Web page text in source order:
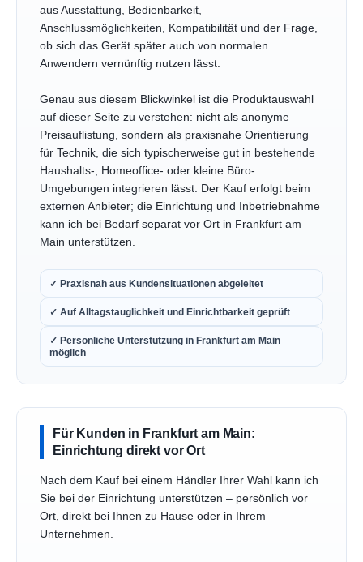
aus Ausstattung, Bedienbarkeit,
Anschlussmöglichkeiten, Kompatibilität und der Frage,
ob sich das Gerät später auch von normalen
Anwendern vernünftig nutzen lässt.
Genau aus diesem Blickwinkel ist die Produktauswahl
auf dieser Seite zu verstehen: nicht als anonyme
Preisauflistung, sondern als praxisnahe Orientierung
für Technik, die sich typischerweise gut in bestehende
Haushalts-, Homeoffice- oder kleine Büro-
Umgebungen integrieren lässt. Der Kauf erfolgt beim
externen Anbieter; die Einrichtung und Inbetriebnahme
kann ich bei Bedarf separat vor Ort in Frankfurt am
Main unterstützen.
✓ Praxisnah aus Kundensituationen abgeleitet
✓ Auf Alltagstauglichkeit und Einrichtbarkeit geprüft
✓ Persönliche Unterstützung in Frankfurt am Main
möglich
Für Kunden in Frankfurt am Main:
Einrichtung direkt vor Ort
Nach dem Kauf bei einem Händler Ihrer Wahl kann ich
Sie bei der Einrichtung unterstützen – persönlich vor
Ort, direkt bei Ihnen zu Hause oder in Ihrem
Unternehmen.